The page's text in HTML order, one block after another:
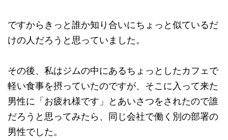
ですからきっと誰か知り合いにちょっと似ているだ
けの人だろうと思っていました。
その後、私はジムの中にあるちょっとしたカフェで
軽い食事を摂っていたのですが、そこに入って来た
男性に「お疲れ様です」とあいさつをされたので誰
だろうと思ってみたら、同じ会社で働く別の部署の
男性でした。